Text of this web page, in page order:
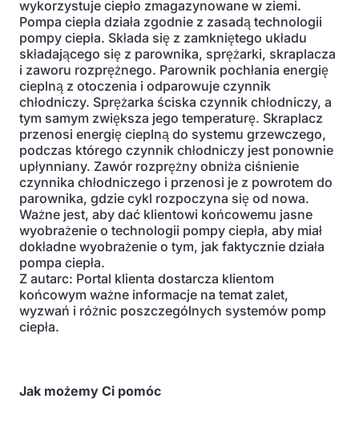
wykorzystuje ciepło zmagazynowane w ziemi.
Pompa ciepła działa zgodnie z zasadą technologii
pompy ciepła. Składa się z zamkniętego układu
składającego się z parownika, sprężarki, skraplacza
i zaworu rozprężnego. Parownik pochłania energię
cieplną z otoczenia i odparowuje czynnik
chłodniczy. Sprężarka ściska czynnik chłodniczy, a
tym samym zwiększa jego temperaturę. Skraplacz
przenosi energię cieplną do systemu grzewczego,
podczas którego czynnik chłodniczy jest ponownie
upłynniany. Zawór rozprężny obniża ciśnienie
czynnika chłodniczego i przenosi je z powrotem do
parownika, gdzie cykl rozpoczyna się od nowa.
Ważne jest, aby dać klientowi końcowemu jasne
wyobrażenie o technologii pompy ciepła, aby miał
dokładne wyobrażenie o tym, jak faktycznie działa
pompa ciepła.
Z autarc: Portal klienta dostarcza klientom
końcowym ważne informacje na temat zalet,
wyzwań i różnic poszczególnych systemów pomp
ciepła.
Jak możemy Ci pomóc